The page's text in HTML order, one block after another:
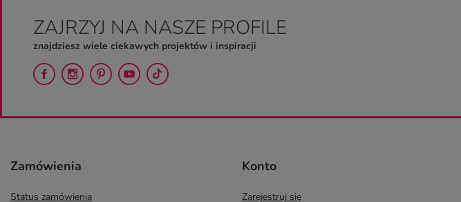
ZAJRZYJ NA NASZE PROFILE
znajdziesz wiele ciekawych projektów i inspiracji
Zamówienia
Status zamówienia
Konto
Zarejestruj się